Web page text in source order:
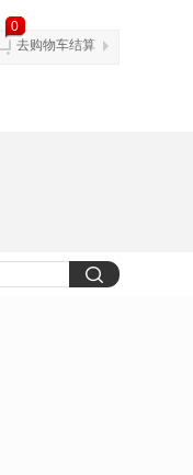
0
去购物车结算